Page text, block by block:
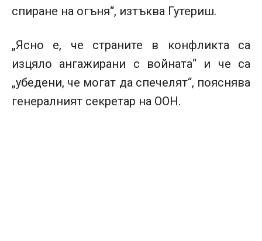
спиране на огъня“, изтъква Гутериш.
„Ясно е, че страните в конфликта са
изцяло ангажирани с войната“ и че са
„убедени, че могат да спечелят“, пояснява
генералният секретар на ООН.